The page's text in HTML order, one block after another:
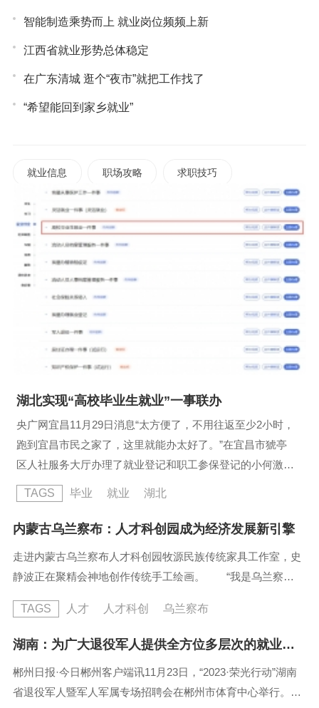
智能制造乘势而上 就业岗位频频上新
江西省就业形势总体稳定
在广东清城 逛个“夜市”就把工作找了
“希望能回到家乡就业”
就业信息 职场攻略 求职技巧
湖北实现“高校毕业生就业”一事联办
央广网宜昌11月29日消息“太方便了，不用往返至少2小时，
跑到宜昌市民之家了，这里就能办太好了。”在宜昌市猇亭
区人社服务大厅办理了就业登记和职工参保登记的小何激动
地说。工作人员当即表示，可通过湖北政务服务网“高校毕
业生就业”一件事“一事联办”模块办理，无需再到宜昌市民之
家人社窗口，非常方便...
TAGS 毕业 就业 湖北
内蒙古乌兰察布：人才科创园成为经济发展新引擎
走进内蒙古乌兰察布人才科创园牧源民族传统家具工作室，史
静波正在聚精会神地创作传统手工绘画。 “我是乌兰察布
室用技艺服务社会，已培养245人。”人才科创园相关负责人表
示，当前，人才科创园通过乌兰察布招商引资京津冀推介
招商顾问等形式开展双向推介，搭建京蒙企业产业协作平台...
TAGS 人才 人才科创 乌兰察布
湖南：为广大退役军人提供全方位多层次的就业服务
郴州日报·今日郴州客户端讯11月23日，“2023·荣光行动”湖南
省退役军人暨军人军属专场招聘会在郴州市体育中心举行。本